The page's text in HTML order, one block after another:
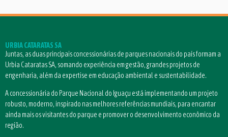
URBIA CATARATAS SA
Juntas, as duas principais concessionárias de parques nacionais do país formam a
Urbia Cataratas SA, somando experiência em gestão, grandes projetos de
engenharia, além da expertise em educação ambiental e sustentabilidade.
A concessionária do Parque Nacional do Iguaçu está implementando um projeto
robusto, moderno, inspirado nas melhores referências mundiais, para encantar
ainda mais os visitantes do parque e promover o desenvolvimento econômico da
região.